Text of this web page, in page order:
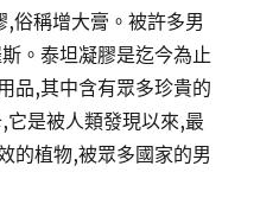
,俗稱增大膏。被許多男
。泰坦凝膠是迄今為止
品,其中含有眾多珍貴的
是被人類發現以來,最
的植物,被眾多國家的男